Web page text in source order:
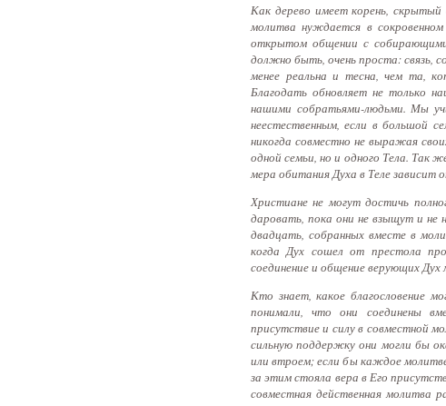
Как дерево имеет корень, скрытый
молитва нуждается в
открытом общении с
должно быть, очень проста: связь,
менее реальна и тесна, чем та,
Благодать обновляет не только
нашими собратьями-людьми. Мы
неестественным, если в большой
никогда совместно не выражая
одной семьи, но и одного Тела. Так
мера обитания Духа в Теле зависит
Христиане не могут достичь
даровать, пока они не взыщут и не
двадцать, собранных вместе в
когда Дух сошел от престола
соединение и общение верующих
Кто знает, какое благословение
понимали, что они соединены
присутствие и силу в совместной
сильную поддержку они могли бы
или втроем; если бы каждое
за этим стояла вера в Его
совместная действенная молитва